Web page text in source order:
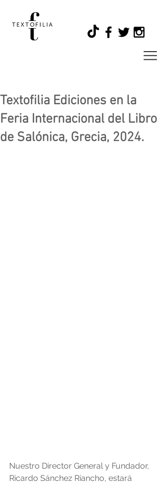
Textofilia Ediciones en la
Feria Internacional del Libro
de Salónica, Grecia, 2024.
Nuestro Director General y Fundador,
Ricardo Sánchez Riancho, estará